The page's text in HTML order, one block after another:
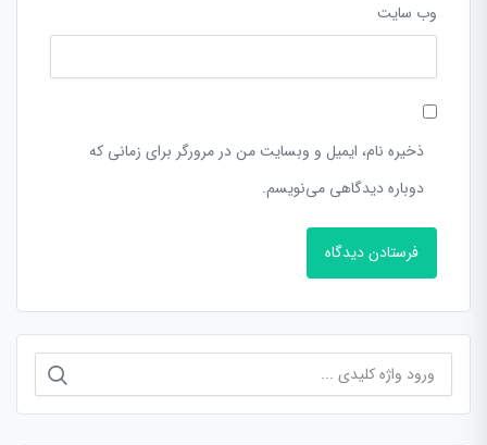
وب‌ سایت
ذخیره نام، ایمیل و وبسایت من در مرورگر برای زمانی که
دوباره دیدگاهی می‌نویسم.
جستجو